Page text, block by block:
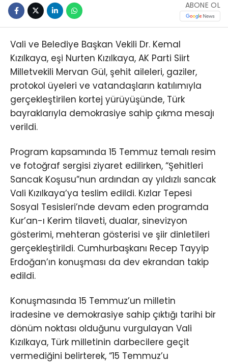
ABONE OL
Vali ve Belediye Başkan Vekili Dr. Kemal
Kızılkaya, eşi Nurten Kızılkaya, AK Parti Siirt
Milletvekili Mervan Gül, şehit aileleri, gaziler,
protokol üyeleri ve vatandaşların katılımıyla
gerçekleştirilen kortej yürüyüşünde, Türk
bayraklarıyla demokrasiye sahip çıkma mesajı
verildi.
Program kapsamında 15 Temmuz temalı resim
ve fotoğraf sergisi ziyaret edilirken, “Şehitleri
Sancak Koşusu”nun ardından ay yıldızlı sancak
Vali Kızılkaya’ya teslim edildi. Kızlar Tepesi
Sosyal Tesisleri’nde devam eden programda
Kur’an-ı Kerim tilaveti, dualar, sinevizyon
gösterimi, mehteran gösterisi ve şiir dinletileri
gerçekleştirildi. Cumhurbaşkanı Recep Tayyip
Erdoğan’ın konuşması da dev ekrandan takip
edildi.
Konuşmasında 15 Temmuz’un milletin
iradesine ve demokrasiye sahip çıktığı tarihi bir
dönüm noktası olduğunu vurgulayan Vali
Kızılkaya, Türk milletinin darbecilere geçit
vermediğini belirterek, “15 Temmuz’u